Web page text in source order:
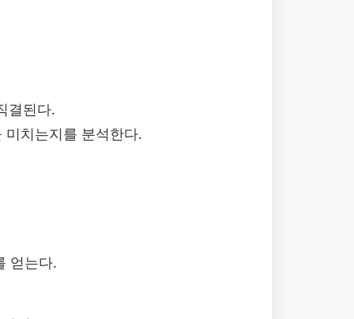
결된다.
치는지를 분석한다.
얻는다.